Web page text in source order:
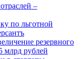
–
по льготной
резервного
млрд рублей